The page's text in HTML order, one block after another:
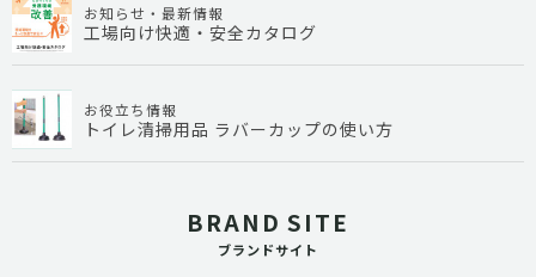
お知らせ・最新情報
工場向け快適・安全カタログ
お役立ち情報
トイレ清掃用品 ラバーカップの使い方
BRAND SITE
ブランドサイト